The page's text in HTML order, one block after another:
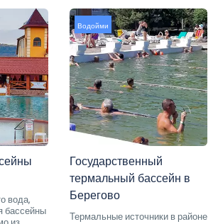
вода,
бассейны
Водойми
Государственный
термальный бассейн в
Берегово
Термальные источники в районе